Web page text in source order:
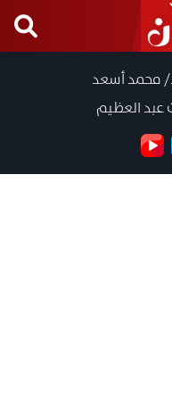
محمد أسعد
عبد العظيم